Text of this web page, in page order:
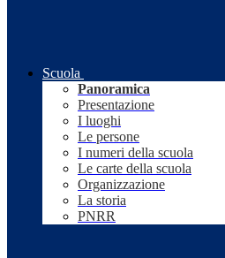
Scuola
Panoramica
Presentazione
I luoghi
Le persone
I numeri della scuola
Le carte della scuola
Organizzazione
La storia
PNRR